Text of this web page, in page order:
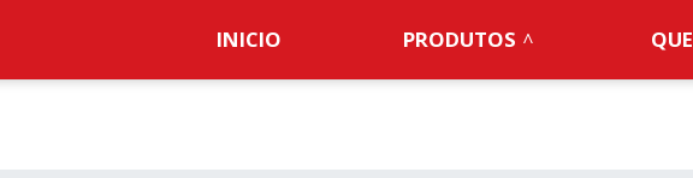
INICIO PRODUTOS